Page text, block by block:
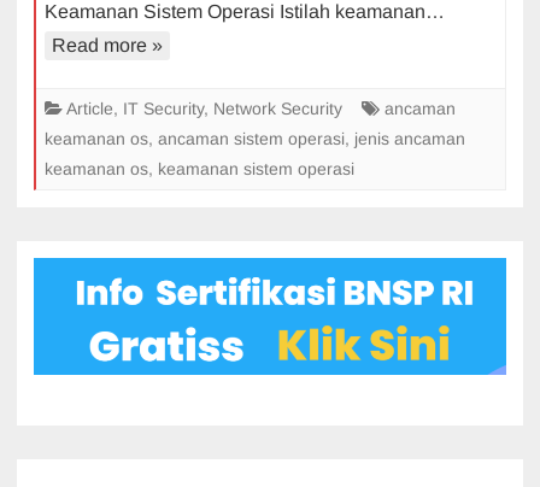
Keamanan Sistem Operasi Istilah keamanan…
Read more »
Article, IT Security, Network Security
ancaman
keamanan os, ancaman sistem operasi, jenis ancaman
keamanan os, keamanan sistem operasi